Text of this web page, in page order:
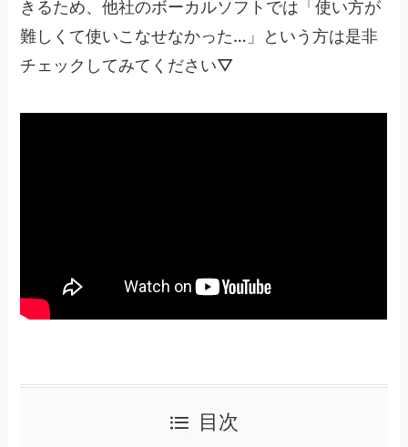
きるため、他社のボーカルソフトでは「使い方が
難しくて使いこなせなかった…」という方は是非
チェックしてみてください▽
目次